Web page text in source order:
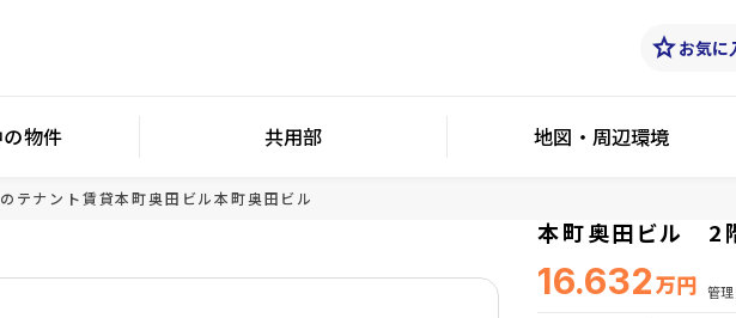
starお気に
物件 共用部 地図・周辺環境
テナント賃貸本町奥田ビル本町奥田ビル
本町奥田ビル 2
16.632万円 管